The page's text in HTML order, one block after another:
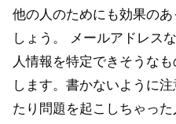
他の人のためにも効果の
しょう。 メールアドレス
人情報を特定できそうな
します。書かないように
たり問題を起こしちゃっ